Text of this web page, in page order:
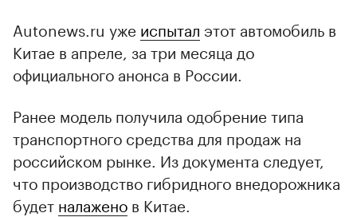
Autonews.ru уже испытал этот автомобиль в
Китае в апреле, за три месяца до
официального анонса в России.
Ранее модель получила одобрение типа
транспортного средства для продаж на
российском рынке. Из документа следует,
что производство гибридного внедорожника
будет налажено в Китае.